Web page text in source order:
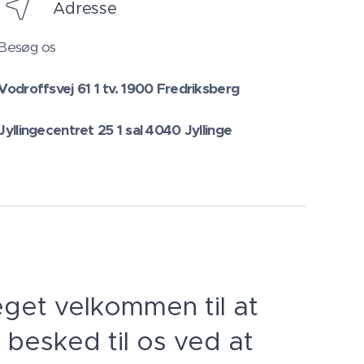
Adresse
os
61 1 tv. 1900 Fredriksberg
25 1 sal 4040 Jyllinge
velkommen til at
besked til os ved at